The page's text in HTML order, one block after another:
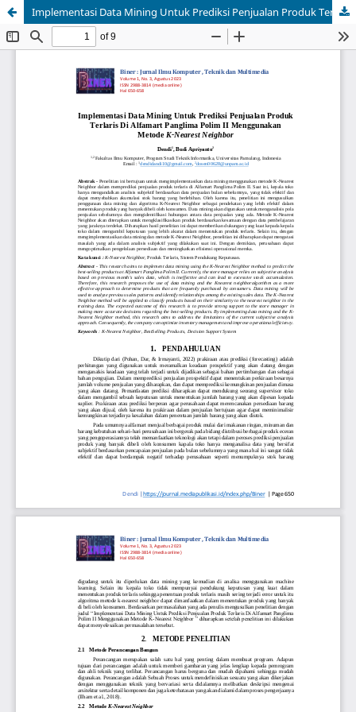
Implementasi Data Mining Untuk Prediksi Penjualan Produk Terlaris Di Alfamart Panglima Polim II Menggunakan Metode K-Nearest Neighbor